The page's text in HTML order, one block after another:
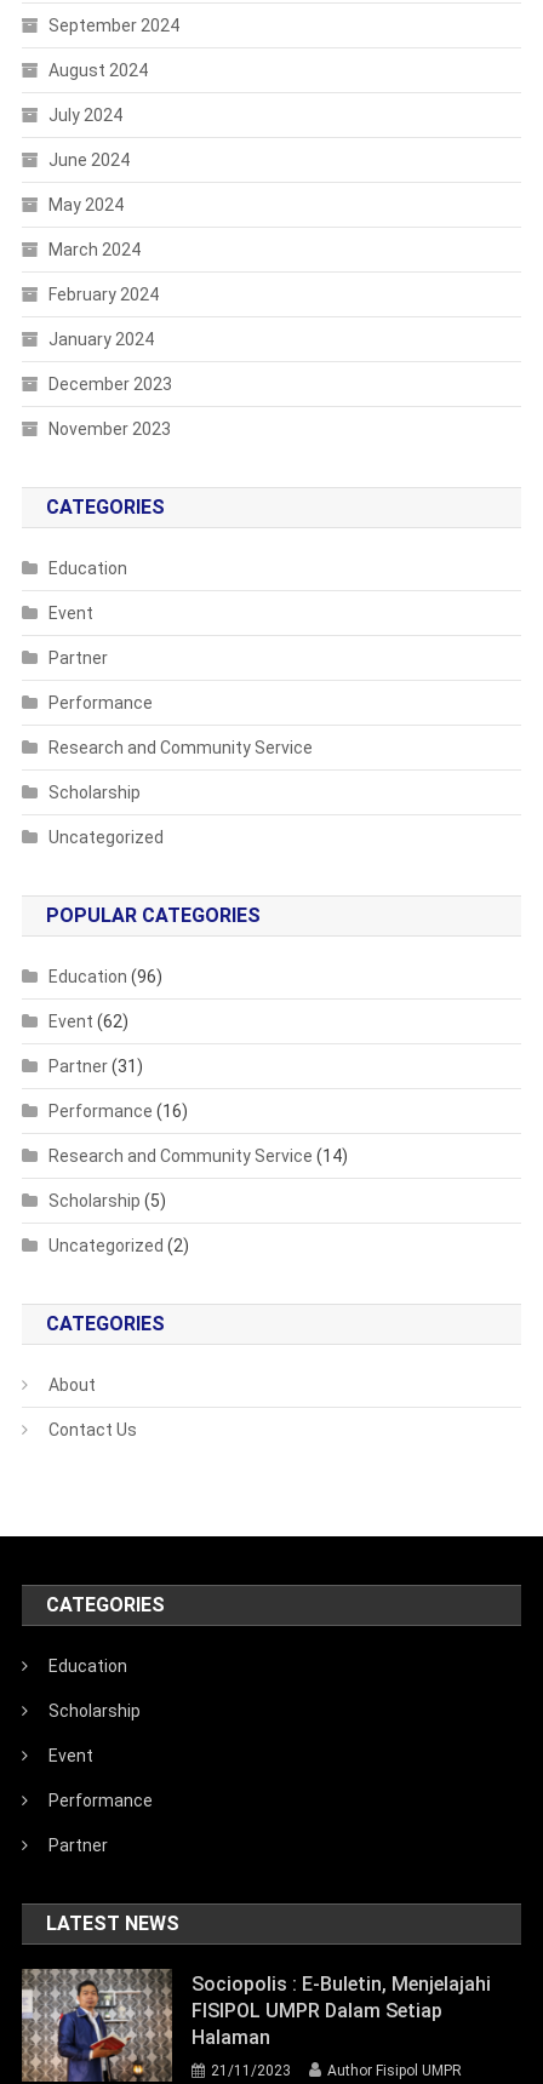
September 2024
August 2024
July 2024
June 2024
May 2024
March 2024
February 2024
January 2024
December 2023
November 2023
CATEGORIES
Education
Event
Partner
Performance
Research and Community Service
Scholarship
Uncategorized
POPULAR CATEGORIES
Education (96)
Event (62)
Partner(31)
Performance (16)
Research and Community Service (14)
Scholarship (5)
Uncategorized (2)
CATEGORIES
About
Contact Us
CATEGORIES
Education
Scholarship
Event
Performance
Partner
LATEST NEWS
Sociopolis : E-Buletin, Menjelajahi
FISIPOL UMPR Dalam Setiap
Halaman
21/11/2023 Author Fisipol UMPR